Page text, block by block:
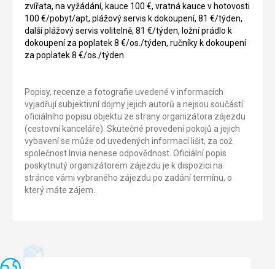
zvířata, na vyžádání, kauce 100 €, vratná kauce v hotovosti
100 €/pobyt/apt, plážový servis k dokoupení, 81 €/týden,
další plážový servis volitelně, 81 €/týden, ložní prádlo k
dokoupení za poplatek 8 €/os./týden, ručníky k dokoupení
za poplatek 8 €/os./týden
Popisy, recenze a fotografie uvedené v informacích
vyjadřují subjektivní dojmy jejich autorů a nejsou součástí
oficiálního popisu objektu ze strany organizátora zájezdu
(cestovní kanceláře). Skutečné provedení pokojů a jejich
vybavení se může od uvedených informací lišit, za což
společnost Invia nenese odpovědnost. Oficiální popis
poskytnutý organizátorem zájezdu je k dispozici na
stránce vámi vybraného zájezdu po zadání termínu, o
který máte zájem.